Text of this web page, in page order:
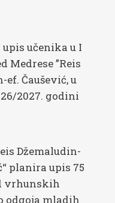
učenika u I
Medrese ”Reis
ef. Čaušević, u
2027. godini
Džemaludin-
planira upis 75
vrhunskih
odgoja mladih